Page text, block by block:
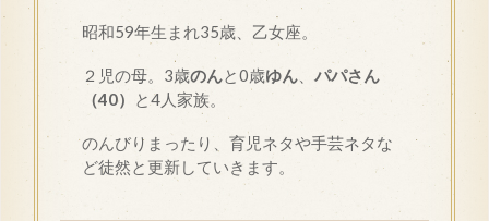
昭和59年生まれ35歳、乙女座。
２児の母。3歳のんと0歳ゆん
パパさん
（40）
と4人家族。
のんびりまったり、育児ネタや手芸ネタな
ど徒然と更新していきます。